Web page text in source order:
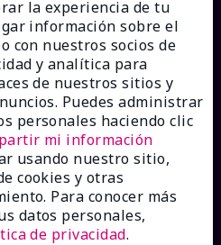
la experiencia de tu
información sobre el
con nuestros socios de
y analítica para
de nuestros sitios y
Puedes administrar
personales haciendo clic
mi información
usando nuestro sitio,
cookies y otras
Para conocer más
datos personales,
de privacidad.